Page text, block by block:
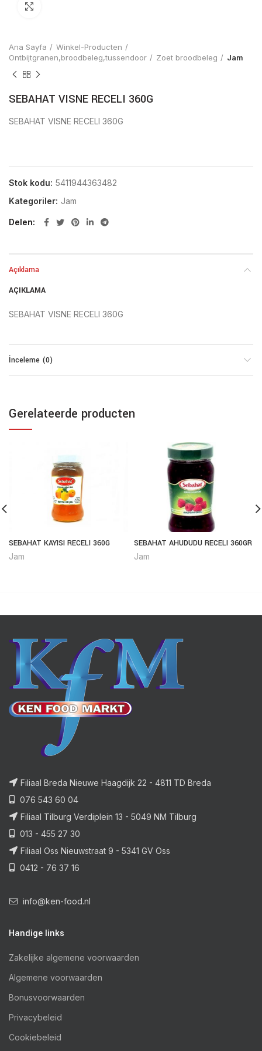
Ana Sayfa
Winkel-Producten
Ontbijtgranen,broodbeleg,tussendoor
Zoet broodbeleg Jam
SEBAHAT VISNE RECELI 360G
SEBAHAT VISNE RECELI 360G
Stok kodu: 5411944363482
Kategoriler: Jam
Delen
Açıklama
AÇIKLAMA
SEBAHAT VISNE RECELI 360G
İnceleme (0)
Gerelateerde producten
SEBAHAT KAYISI RECELI 360G
Jam
SEBAHAT AHUDUDU RECELI 360GR
Jam
Filiaal Breda Nieuwe Haagdijk 22 - 4811 TD Breda
076 543 60 04
Filiaal Tilburg Verdiplein 13 - 5049 NM Tilburg
013 - 455 27 30
Filiaal Oss Nieuwstraat 9 - 5341 GV Oss
0412 - 76 37 16
info@ken-food.nl
Handige links
Zakelijke algemene voorwaarden
Algemene voorwaarden
Bonusvoorwaarden
Privacybeleid
Cookiebeleid